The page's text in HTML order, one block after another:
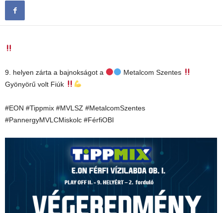
9. helyen zárta a bajnokságot a
Metalcom Szentes
Gyönyörű volt Fiúk
#EON #Tippmix #MVLSZ #MetalcomSzentes
#PannergyMVLCMiskolc #FérfiOBI